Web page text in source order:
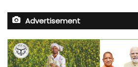
Advertisement